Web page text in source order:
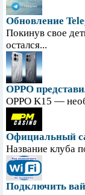
Обновление
Покинув свое
остался...
OPPO
OPPO K15 —
Официальный
Название клуба
Подключить